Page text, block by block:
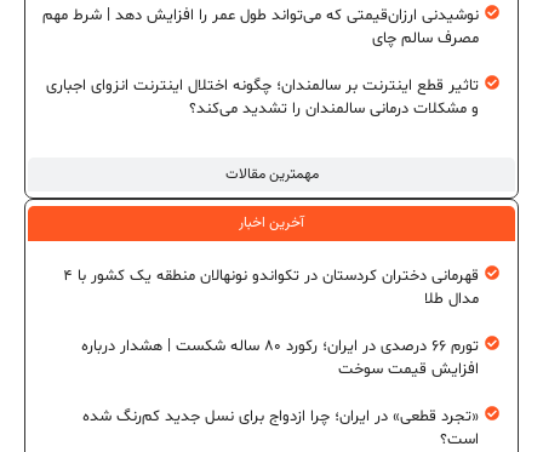
مهمترین مقالات
نوشیدنی ارزان‌قیمتی که می‌تواند طول عمر را افزایش دهد | شرط مهم
مصرف سالم چای
تاثیر قطع اینترنت بر سالمندان؛ چگونه اختلال اینترنت انزوای اجباری
و مشکلات درمانی سالمندان را تشدید می‌کند؟
آخرین اخبار
قهرمانی دختران کردستان در تکواندو نونهالان منطقه یک کشور با ۴
مدال طلا
تورم ۶۶ درصدی در ایران؛ رکورد ۸۰ ساله شکست | هشدار درباره
افزایش قیمت سوخت
«تجرد قطعی» در ایران؛ چرا ازدواج برای نسل جدید کم‌رنگ شده
است؟